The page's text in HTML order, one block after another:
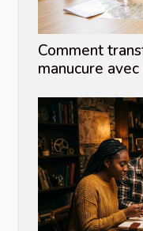
Comment
manucure